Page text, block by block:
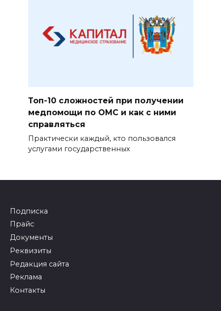
Топ-10 сложностей при получении
медпомощи по ОМС и как с ними
справляться
Практически каждый, кто пользовался
услугами государственных
Подписка
Прайс
Документы
Реквизиты
Редакция сайта
Реклама
Контакты